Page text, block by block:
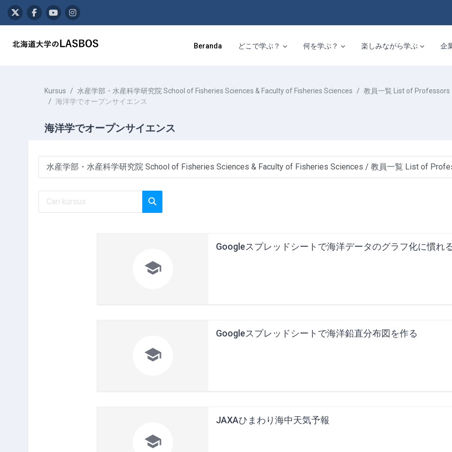
Beranda
どこで学ぶ？ 何を学ぶ？ 楽しみながら学ぶ 企
Kursus 水産学部・水産科学研究院 School of Fisheries Sciences & Faculty of Fisheries Sciences
教員一覧 List of Professors
海洋学でオープンサイエンス
海洋学でオープンサイエンス
Kategori kursus
Cari kursus

Googleスプレッドシートで海洋データのグラフ化に慣れ

Googleスプレッドシートで海洋鉛直分布図を作る

JAXAひまわり海中天気予報